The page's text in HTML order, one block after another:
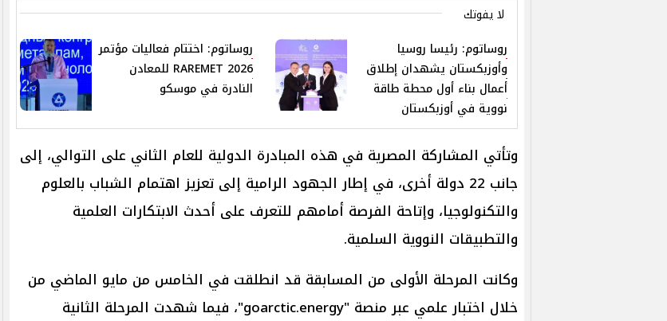
لا يفوتك
روساتوم: رئيسا روسيا
وأوزبكستان يشهدان إطلاق
أعمال بناء أول محطة طاقة
نووية في أوزبكستان
روساتوم: اختتام فعاليات مؤتمر
RAREMET 2026 للمعادن
النادرة في موسكو
وتأتي المشاركة المصرية في هذه المبادرة الدولية للعام الثاني على التوالي، إلى
جانب 22 دولة أخرى، في إطار الجهود الرامية إلى تعزيز اهتمام الشباب بالعلوم
والتكنولوجيا، وإتاحة الفرصة أمامهم للتعرف على أحدث الابتكارات العلمية
والتطبيقات النووية السلمية.
وكانت المرحلة الأولى من المسابقة قد انطلقت في الخامس من مايو الماضي من
خلال اختبار علمي عبر منصة "goarctic.energy"، فيما شهدت المرحلة الثانية